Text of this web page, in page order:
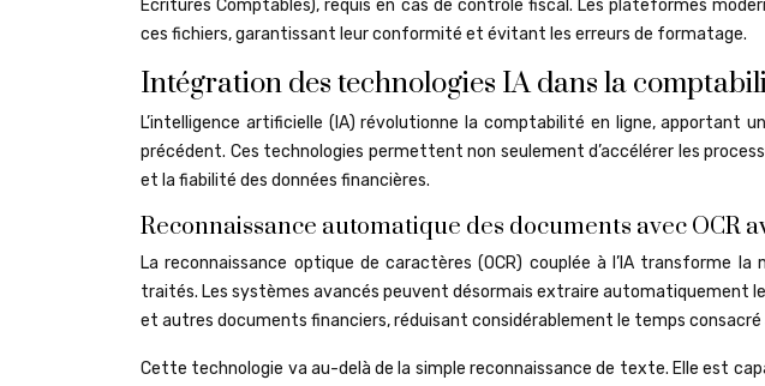
Écritures Comptables), requis en cas de contrôle fiscal. Les plateformes
ces fichiers, garantissant leur conformité et évitant les erreurs de formatage.
Intégration des technologies IA dans la
L’intelligence artificielle (IA) révolutionne la comptabilité en ligne, apportant
précédent. Ces technologies permettent non seulement d’accélérer les
et la fiabilité des données financières.
Reconnaissance automatique des documents avec OCR
La reconnaissance optique de caractères (OCR) couplée à l’IA transforme
traités. Les systèmes avancés peuvent désormais extraire automatiquement
et autres documents financiers, réduisant considérablement le temps consacré
Cette technologie va au-delà de la simple reconnaissance de texte. Elle est